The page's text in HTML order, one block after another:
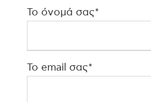
Το όνομά σας*
Το email σας*